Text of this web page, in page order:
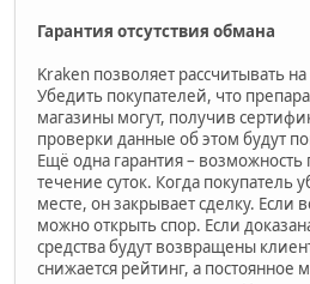
Гарантия отсутствия обмана
Kraken позволяет рассчитывать на
Убедить покупателей, что
магазины могут, получив
проверки данные об этом будут
Ещё одна гарантия – возможность
течение суток. Когда покупатель
месте, он закрывает сделку. Если
можно открыть спор. Если
средства будут возвращены
снижается рейтинг, а